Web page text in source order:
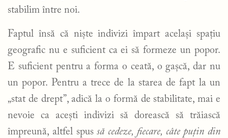
stabilim între noi.
Faptul însă că niște indivizi împart același spațiu
geografic nu e suficient ca ei să formeze un popor.
E suficient pentru a forma o ceată, o gașcă, dar nu
un popor. Pentru a trece de la starea de fapt la un
„stat de drept”, adică la o formă de stabilitate, mai e
nevoie ca acești indivizi să dorească să trăiască
împreună, altfel spussă cedeze, fiecare, câte puțin din